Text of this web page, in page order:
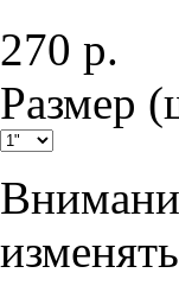
270 р.
Размер